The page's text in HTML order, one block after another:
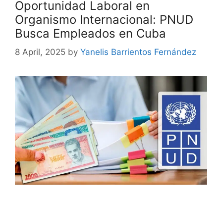
Oportunidad Laboral en
Organismo Internacional: PNUD
Busca Empleados en Cuba
8 April, 2025 by Yanelis Barrientos Fernández